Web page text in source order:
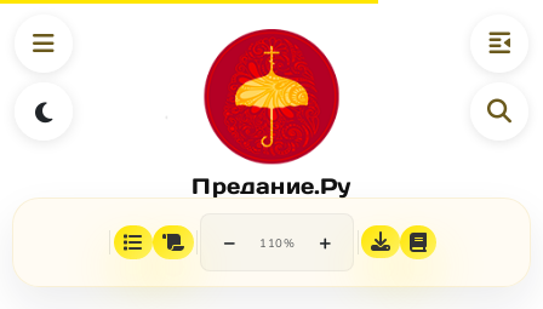
Предание.Ру
− 110% +